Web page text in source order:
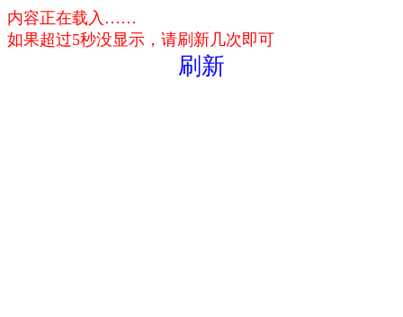
内容正在载入……
如果超过5秒没显示，请刷新几次即可
刷新